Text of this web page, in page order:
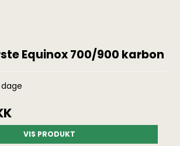
Equinox 700/900 karbon
VIS PRODUKT